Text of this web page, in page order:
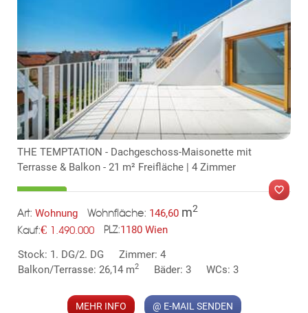
THE TEMPTATION - Dachgeschoss-Maisonette mit
Terrasse & Balkon - 21 m² Freifläche | 4 Zimmer
Art: Wohnung Wohnfläche: 146,60 m2
Kauf:€ 1.490.000 PLZ:1180 Wien
Stock: 1. DG/2. DG
Zimmer: 4
Balkon/Terrasse: 26,14 m2 Bäder: 3 WCs: 3
MEHR INFO @ E-MAIL SENDEN